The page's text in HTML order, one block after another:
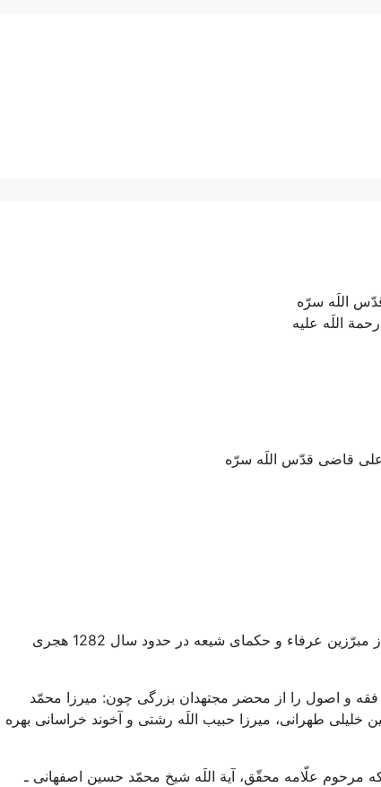
اللَه سرّه
اللَه علیه
قاضی قدّس اللَه سرّه
مرحوم آية اللَه العظمی حاج سيّد احمد طهرانى كربلائى‏ از بزرگترین فقهاء و از مبرّزين عرفاء و حكماى شیعه در حدود سال 1282 هجری
فقه و اصول را از محضر مجتهدان بزرگى چون: ميرزا محمّد
طهرانى، ميرزا حبيب اللَه رشتى و آخوند خراسانى بهره
مرحوم علّامه محقّق، آية اللَه شيخ محمّد حسين اصفهانى ـ